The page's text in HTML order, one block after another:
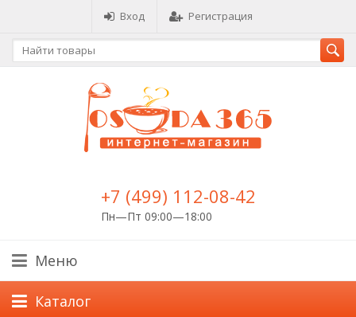
Вход Регистрация
+7 (499) 112-08-42
Пн—Пт 09:00—18:00
Меню
Каталог